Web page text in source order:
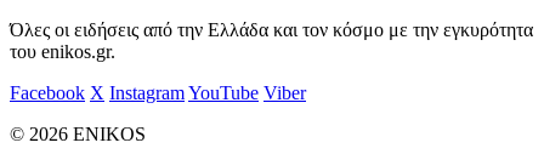
Όλες οι ειδήσεις από την Ελλάδα και τον κόσμο με την εγκυρότητα
του enikos.gr.
Facebook X InstagramYouTube Viber
© 2026 ENIKOS